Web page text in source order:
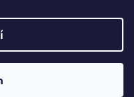
práva vyhrazena.